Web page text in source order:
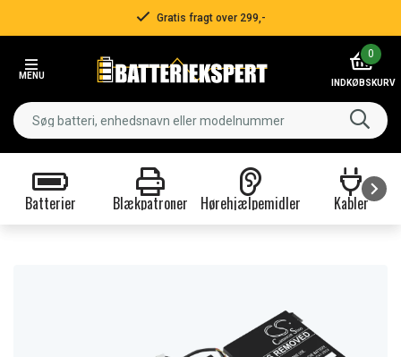
Gratis fragt over 299,-
MENU
0
INDKØBSKURV
Batterier Blækpatroner Hørehjælpemidler Kabler